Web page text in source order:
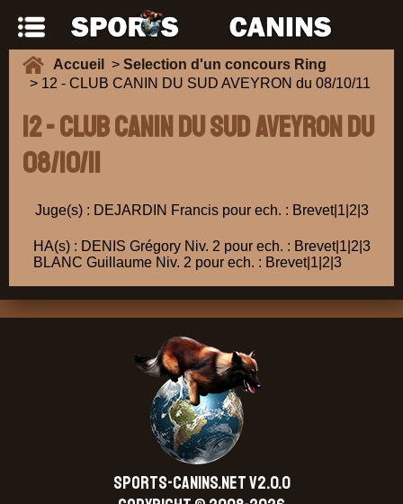
Accueil > Selection d'un concours Ring
> 12 - CLUB CANIN DU SUD AVEYRON du 08/10/11
12 - CLUB CANIN DU SUD AVEYRON du
08/10/11
Juge(s) : DEJARDIN Francis pour ech. : Brevet|1|2|3
HA(s) : DENIS Grégory Niv. 2 pour ech. : Brevet|1|2|3
BLANC Guillaume Niv. 2 pour ech. : Brevet|1|2|3
SPORTS-CANINS.NET V2.0.0